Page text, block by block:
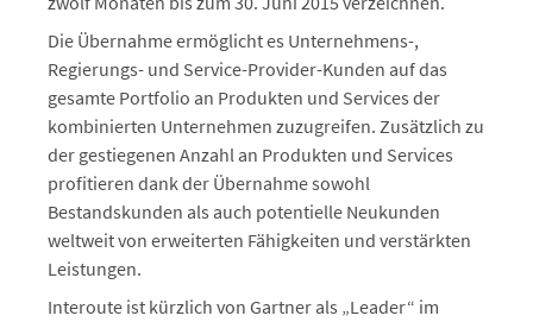
Die Übernahme ermöglicht es Unternehmens-,
Regierungs- und Service-Provider-Kunden auf das
gesamte Portfolio an Produkten und Services der
kombinierten Unternehmen zuzugreifen. Zusätzlich zu
der gestiegenen Anzahl an Produkten und Services
profitieren dank der Übernahme sowohl
Bestandskunden als auch potentielle Neukunden
weltweit von erweiterten Fähigkeiten und verstärkten
Leistungen.
Interoute ist kürzlich von Gartner als „Leader“ im